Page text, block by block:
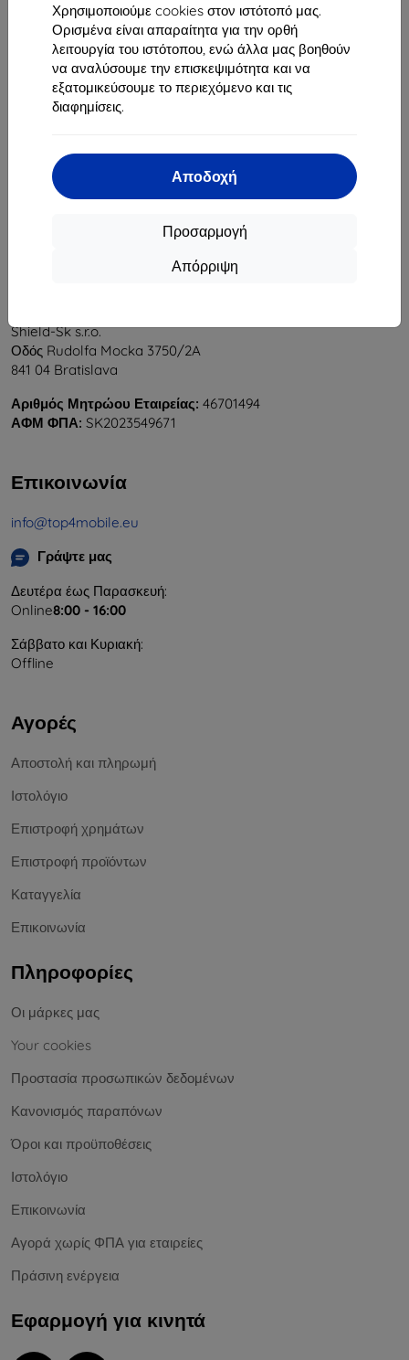
Χρησιμοποιούμε cookies στον ιστότοπό μας.
Ορισμένα είναι απαραίτητα για την ορθή
λειτουργία του ιστότοπου, ενώ άλλα μας βοηθούν
να αναλύσουμε την επισκεψιμότητα και να
εξατομικεύσουμε το περιεχόμενο και τις
διαφημίσεις.
Αποδοχή
Προσαρμογή
Απόρριψη
18,90 €
17,01 €
Διαθέσιμο > 5 τεμ
19,90 €
17,92 €
Διαθέσιμο 4 τεμ
1
Shield-Sk s.r.o.
Οδός Rudolfa Mocka 3750/2A
841 04 Bratislava
Αριθμός Μητρώου Εταιρείας: 46701494
ΑΦΜ ΦΠΑ: SK2023549671
Επικοινωνία
info@top4mobile.eu
Γράψτε μας
Δευτέρα έως Παρασκευή:
Online8:00 - 16:00
Σάββατο και Κυριακή:
Offline
Αγορές
Αποστολή και πληρωμή
Ιστολόγιο
Επιστροφή χρημάτων
Επιστροφή προϊόντων
Καταγγελία
Επικοινωνία
Πληροφορίες
Οι μάρκες μας
Your cookies
Προστασία προσωπικών δεδομένων
Κανονισμός παραπόνων
Όροι και προϋποθέσεις
Ιστολόγιο
Επικοινωνία
Αγορά χωρίς ΦΠΑ για εταιρείες
Πράσινη ενέργεια
Εφαρμογή για κινητά